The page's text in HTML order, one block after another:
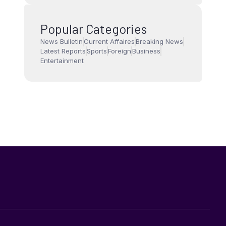
Popular Categories
News Bulletin Current AffairesBreaking News
Latest ReportsSportsForeignBusiness
Entertainment